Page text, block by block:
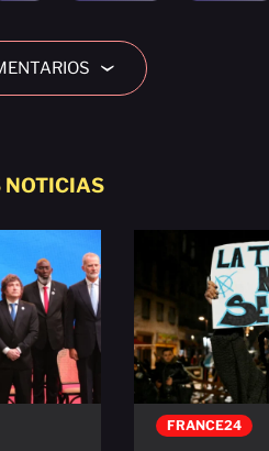
›
NOTICIAS
FRANCE24